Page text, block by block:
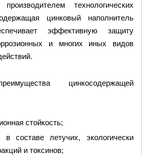
производителем технологических
цинковый наполнитель
эффективную защиту
и многих иных видов
цинкосодержащей
стойкость;
в составе летучих, экологически
и токсинов;